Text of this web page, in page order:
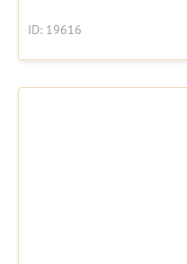
ID: 19616